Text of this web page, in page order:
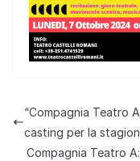
“Compagnia Teatro
casting per la
Compagnia Teatro